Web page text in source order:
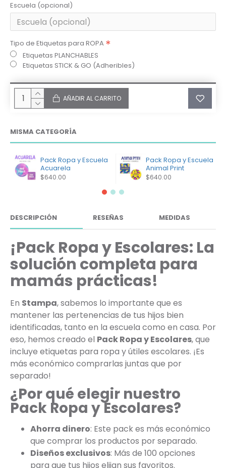
Escuela (opcional)
Tipo de Etiquetas para ROPA
Etiquetas PLANCHABLES
Etiquetas STICK & GO (Adheribles)
AÑADIR AL CARRITO
MISMA CATEGORÍA
Pack Ropa y Escuela
Acuarela
$640.00
Pack Ropa y Escuela
Animal Print
$640.00
DESCRIPCIÓN RESEÑAS MEDIDAS
¡Pack Ropa y Escolares: La
solución completa para
mamás prácticas!
En Stampa, sabemos lo importante que es
mantener las pertenencias de tus hijos bien
identificadas, tanto en la escuela como en casa. Por
eso, hemos creado el Pack Ropa y Escolares, que
incluye etiquetas para ropa y útiles escolares. ¡Es
más económico comprarlas juntas que por
separado!
¿Por qué elegir nuestro
Pack Ropa y Escolares?
Ahorra dinero: Este pack es más económico
que comprar los productos por separado.
Diseños exclusivos: Más de 100 opciones
para que tus hijos elijan sus favoritos.